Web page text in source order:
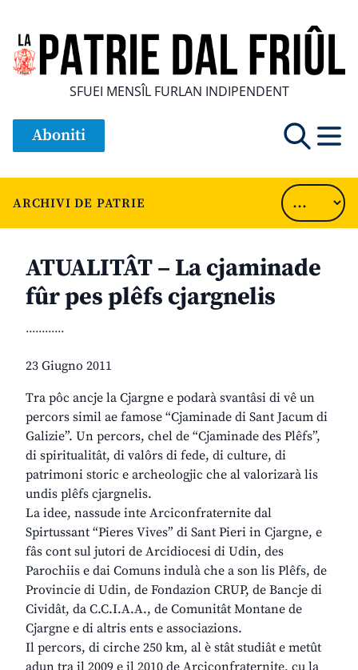
SFUEI MENSÎL FURLAN INDIPENDENT
Aboniti
ARCHIVI DE PATRIE
ATUALITÂT – La cjaminade
fûr pes plêfs cjargnelis
............
23 Giugno 2011
Tra pôc ancje la Cjargne e podarà svantâsi di vê un
percors simil ae famose “Cjaminade di Sant Jacum di
Galizie”. Un percors, chel de “Cjaminade des Plêfs”,
di spiritualitât, di valôrs di fede, di culture, di
patrimoni storic e archeologjic che al valorizarà lis
undis plêfs cjargnelis.
La idee, nassude inte Arciconfraternite dal
Spirtussant “Pieres Vives” di Sant Pieri in Cjargne, e
fâs cont sul jutori de Arcidiocesi di Udin, des
Parochiis e dai Comuns indulà che a son lis Plêfs, de
Provincie di Udin, de Fondazion CRUP, de Bancje di
Cividât, da C.C.I.A.A., de Comunitât Montane de
Cjargne e di altris ents e associazions.
Il percors, di cirche 250 km, al è stât studiât e metût